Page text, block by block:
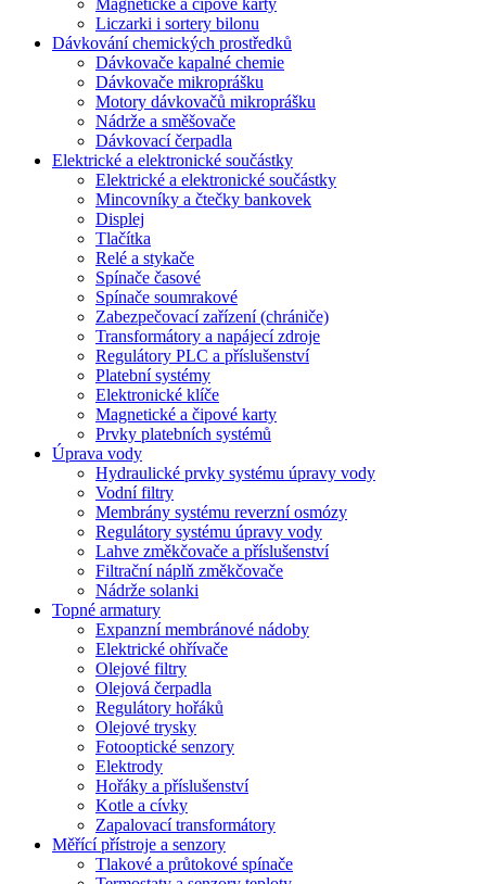
Liczarki i sortery bilonu
Dávkování chemických prostředků
Dávkovače kapalné chemie
Dávkovače mikroprášku
Motory dávkovačů mikroprášku
Nádrže a směšovače
Dávkovací čerpadla
Elektrické a elektronické součástky
Elektrické a elektronické součástky
Mincovníky a čtečky bankovek
Displej
Tlačítka
Relé a stykače
Spínače časové
Spínače soumrakové
Zabezpečovací zařízení (chrániče)
Transformátory a napájecí zdroje
Regulátory PLC a příslušenství
Platební systémy
Elektronické klíče
Magnetické a čipové karty
Prvky platebních systémů
Úprava vody
Hydraulické prvky systému úpravy vody
Vodní filtry
Membrány systému reverzní osmózy
Regulátory systému úpravy vody
Lahve změkčovače a příslušenství
Filtrační náplň změkčovače
Nádrže solanki
Topné armatury
Expanzní membránové nádoby
Elektrické ohřívače
Olejové filtry
Olejová čerpadla
Regulátory hořáků
Olejové trysky
Fotooptické senzory
Elektrody
Hořáky a příslušenství
Kotle a cívky
Zapalovací transformátory
Měřící přístroje a senzory
Tlakové a průtokové spínače